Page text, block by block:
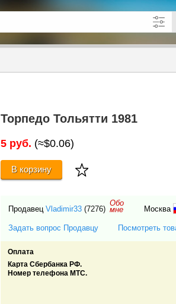
Торпедо Тольятти 1981
5 руб. (≈$0.06)
В корзину
Продавец Vladimir33 (7276)
Обо
мне Москва
Задать вопрос Продавцу Посмотреть
Оплата
Карта Сбербанка РФ.
Номер телефона МТС.